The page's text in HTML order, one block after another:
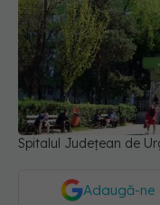
Spitalul Județean de
Adaugă-ne